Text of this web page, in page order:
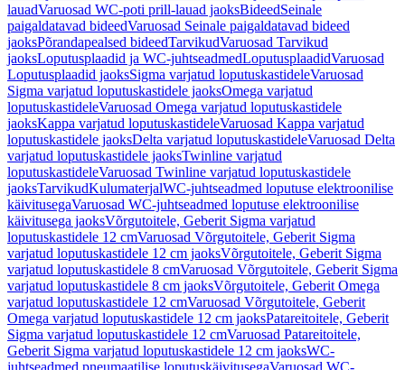
lauadVaruosad WC-poti prill-lauad jaoksBideedSeinale
paigaldatavad bideedVaruosad Seinale paigaldatavad bideed
jaoksPõrandapealsed bideedTarvikudVaruosad Tarvikud
jaoksLoputusplaadid ja WC-juhtseadmedLoputusplaadidVaruosad
Loputusplaadid jaoksSigma varjatud loputuskastideleVaruosad
Sigma varjatud loputuskastidele jaoksOmega varjatud
loputuskastideleVaruosad Omega varjatud loputuskastidele
jaoksKappa varjatud loputuskastideleVaruosad Kappa varjatud
loputuskastidele jaoksDelta varjatud loputuskastideleVaruosad Delta
varjatud loputuskastidele jaoksTwinline varjatud
loputuskastideleVaruosad Twinline varjatud loputuskastidele
jaoksTarvikudKulumaterjalWC-juhtseadmed loputuse elektroonilise
käivitusegaVaruosad WC-juhtseadmed loputuse elektroonilise
käivitusega jaoksVõrgutoitele, Geberit Sigma varjatud
loputuskastidele 12 cmVaruosad Võrgutoitele, Geberit Sigma
varjatud loputuskastidele 12 cm jaoksVõrgutoitele, Geberit Sigma
varjatud loputuskastidele 8 cmVaruosad Võrgutoitele, Geberit Sigma
varjatud loputuskastidele 8 cm jaoksVõrgutoitele, Geberit Omega
varjatud loputuskastidele 12 cmVaruosad Võrgutoitele, Geberit
Omega varjatud loputuskastidele 12 cm jaoksPatareitoitele, Geberit
Sigma varjatud loputuskastidele 12 cmVaruosad Patareitoitele,
Geberit Sigma varjatud loputuskastidele 12 cm jaoksWC-
juhtseadmed pneumaatilise loputuskäivitusegaVaruosad WC-